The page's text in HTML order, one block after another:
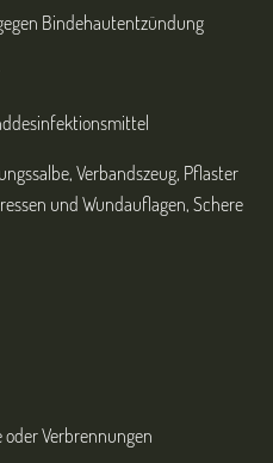
Bindehautentzündung
Verbandszeug, Pflaster
und Wundauflagen, Schere
Verbrennungen